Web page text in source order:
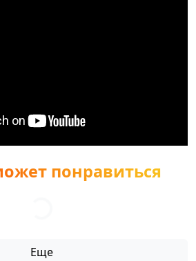
понравиться
Еще